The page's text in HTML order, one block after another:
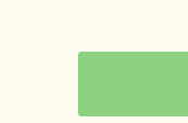
kompromissin
käydyn